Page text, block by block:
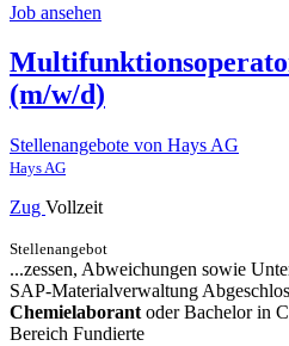
Job ansehen
(m/w/d)
Stellenangebote von Hays AG
Hays AG
Zug Vollzeit
Stellenangebot
...zessen, Abweichungen sowie
SAP-Materialverwaltung
Chemielaborant oder Bachelor in
Bereich Fundierte